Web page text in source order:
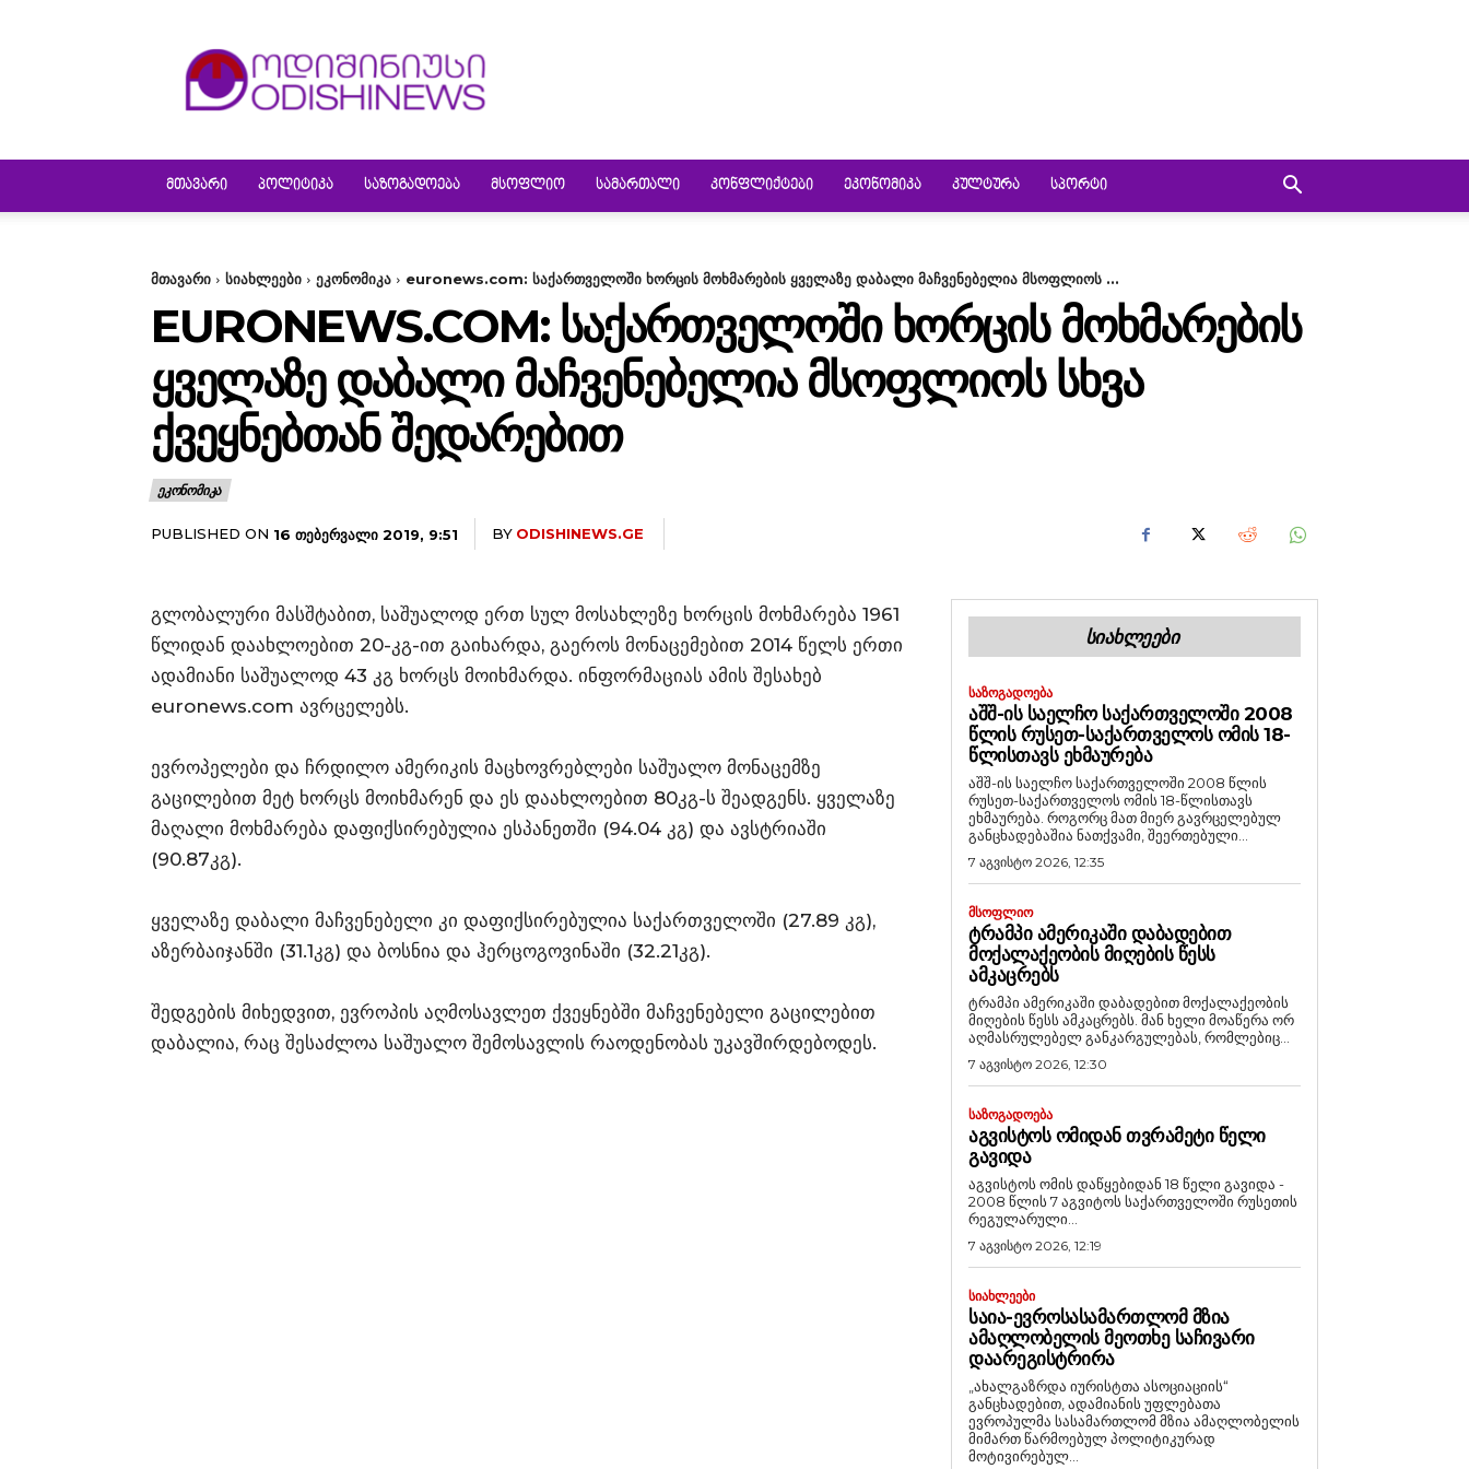
ᲛᲗᲐᲕᲐᲠᲘ ᲞᲝᲚᲘᲢᲘᲙᲐ ᲡᲐᲖᲝᲒᲐᲓᲝᲔᲑᲐ ᲛᲡᲝᲤᲚᲘᲝ ᲡᲐᲛᲐᲠᲗᲐᲚᲘ ᲙᲝᲜᲤᲚᲘᲥᲢᲔᲑᲘ ᲔᲙᲝᲜᲝᲛᲘᲙᲐ ᲙᲣᲚᲢᲣᲠᲐ ᲡᲞᲝᲠᲢᲘ
მთავარი სიახლეები ეკონომიკა euronews.com: საქართველოში ხორცის მოხმარების ყველაზე დაბალი მაჩვენებელია მსოფლიოს ...
EURONEWS.COM: ᲡᲐᲥᲐᲠᲗᲕᲔᲚᲝᲨᲘ ᲮᲝᲠᲪᲘᲡ ᲛᲝᲮᲛᲐᲠᲔᲑᲘᲡ
ᲧᲕᲔᲚᲐᲖᲔ ᲓᲐᲑᲐᲚᲘ ᲛᲐᲩᲕᲔᲜᲔᲑᲔᲚᲘᲐ ᲛᲡᲝᲤᲚᲘᲝᲡ ᲡᲮᲕᲐ
ᲥᲕᲔᲧᲜᲔᲑᲗᲐᲜ ᲨᲔᲓᲐᲠᲔᲑᲘᲗ
ᲔᲙᲝᲜᲝᲛᲘᲙᲐ
PUBLISHED ON 16 ᲗᲔᲑᲔᲠᲕᲐᲚᲘ 2019, 9:51 BY ODISHINEWS.GE
გლობალური მასშტაბით, საშუალოდ ერთ სულ მოსახლეზე ხორცის მოხმარება 1961
წლიდან დაახლოებით 20-კგ-ით გაიხარდა, გაეროს მონაცემებით 2014 წელს ერთი
ადამიანი საშუალოდ 43 კგ ხორცს მოიხმარდა. ინფორმაციას ამის შესახებ
euronews.com ავრცელებს.
ევროპელები და ჩრდილო ამერიკის მაცხოვრებლები საშუალო მონაცემზე
გაცილებით მეტ ხორცს მოიხმარენ და ეს დაახლოებით 80კგ-ს შეადგენს. ყველაზე
მაღალი მოხმარება დაფიქსირებულია ესპანეთში (94.04 კგ) და ავსტრიაში
(90.87კგ).
ყველაზე დაბალი მაჩვენებელი კი დაფიქსირებულია საქართველოში (27.89 კგ),
აზერბაიჯანში (31.1კგ) და ბოსნია და ჰერცოგოვინაში (32.21კგ).
შედგების მიხედვით, ევროპის აღმოსავლეთ ქვეყნებში მაჩვენებელი გაცილებით
დაბალია, რაც შესაძლოა საშუალო შემოსავლის რაოდენობას უკავშირდებოდეს.
ᲡᲘᲐᲮᲚᲔᲔᲑᲘ
ᲡᲐᲖᲝᲒᲐᲓᲝᲔᲑᲐ
ᲐᲨᲨ-ᲘᲡ ᲡᲐᲔᲚᲩᲝ ᲡᲐᲥᲐᲠᲗᲕᲔᲚᲝᲨᲘ 2008
ᲬᲚᲘᲡ ᲠᲣᲡᲔᲗ-ᲡᲐᲥᲐᲠᲗᲕᲔᲚᲝᲡ ᲝᲛᲘᲡ 18-
ᲬᲚᲘᲡᲗᲐᲕᲡ ᲔᲮᲛᲐᲣᲠᲔᲑᲐ
აშშ-ის საელჩო საქართველოში 2008 წლის
რუსეთ-საქართველოს ომის 18-წლისთავს
ეხმაურება. როგორც მათ მიერ გავრცელებულ
განცხადებაშია ნათქვამი, შეერთებული...
7 აგვისტო 2026, 12:35
ᲛᲡᲝᲤᲚᲘᲝ
ᲢᲠᲐᲛᲞᲘ ᲐᲛᲔᲠᲘᲙᲐᲨᲘ ᲓᲐᲑᲐᲓᲔᲑᲘᲗ
ᲛᲝᲥᲐᲚᲐᲥᲔᲝᲑᲘᲡ ᲛᲘᲦᲔᲑᲘᲡ ᲬᲔᲡᲡ
ᲐᲛᲙᲐᲪᲠᲔᲑᲡ
ტრამპი ამერიკაში დაბადებით მოქალაქეობის
მიღების წესს ამკაცრებს. მან ხელი მოაწერა ორ
აღმასრულებელ განკარგულებას, რომლებიც...
7 აგვისტო 2026, 12:30
ᲡᲐᲖᲝᲒᲐᲓᲝᲔᲑᲐ
ᲐᲒᲕᲘᲡᲢᲝᲡ ᲝᲛᲘᲓᲐᲜ ᲗᲕᲠᲐᲛᲔᲢᲘ ᲬᲔᲚᲘ
ᲒᲐᲕᲘᲓᲐ
აგვისტოს ომის დაწყებიდან 18 წელი გავიდა -
2008 წლის 7 აგვიტოს საქართველოში რუსეთის
რეგულარული...
7 აგვისტო 2026, 12:19
ᲡᲘᲐᲮᲚᲔᲔᲑᲘ
ᲡᲐᲘᲐ-ᲔᲕᲠᲝᲡᲐᲡᲐᲛᲐᲠᲗᲚᲝᲛ ᲛᲖᲘᲐ
ᲐᲛᲐᲦᲚᲝᲑᲔᲚᲘᲡ ᲛᲔᲝᲗᲮᲔ ᲡᲐᲩᲘᲕᲐᲠᲘ
ᲓᲐᲐᲠᲔᲒᲘᲡᲢᲠᲘᲠᲐ
„ახალგაზრდა იურისტთა ასოციაციის“
განცხადებით, ადამიანის უფლებათა
ევროპულმა სასამართლომ მზია ამაღლობელის
მიმართ წარმოებულ პოლიტიკურად
მოტივირებულ...